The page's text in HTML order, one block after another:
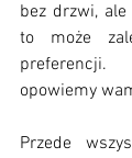
bez drzwi,
to może
opowiemy
Przede